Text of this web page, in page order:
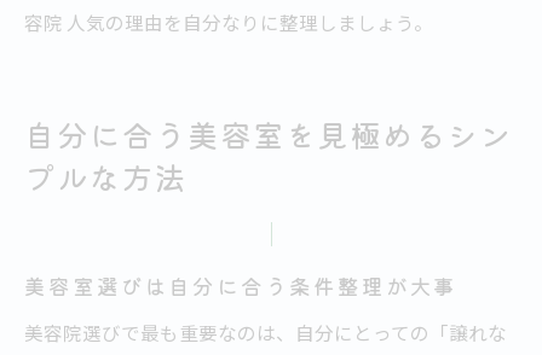
容院 人気の理由を自分なりに整理しましょう。
自分に合う美容室を見極めるシン
プルな方法
美容室選びは自分に合う条件整理が大事
美容院選びで最も重要なのは、自分にとっての「譲れな